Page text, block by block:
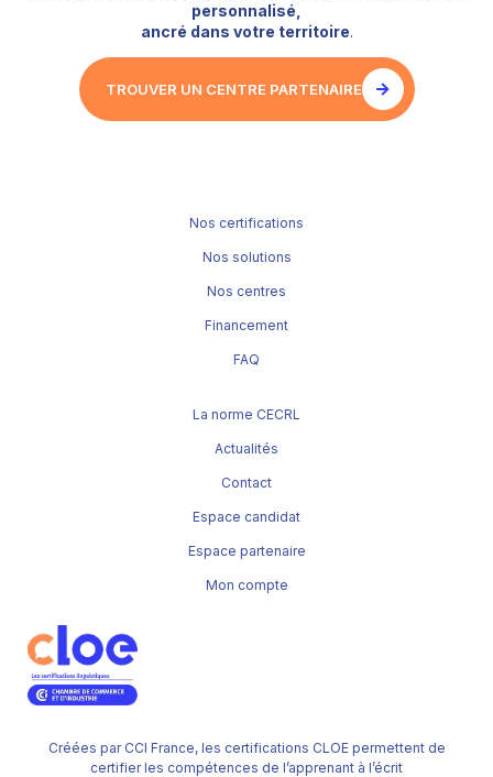
personnalisé,
ancré dans votre territoire.
TROUVER UN CENTRE PARTENAIRE
Créées par CCI France, les certifications CLOE permettent de
certifier les compétences de l’apprenant à l’écrit
Nos certifications
Nos solutions
Nos centres
Financement
FAQ
La norme CECRL
Actualités
Contact
Espace candidat
Espace partenaire
Mon compte